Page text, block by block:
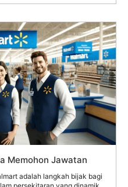
Memohon Jawatan
adalah langkah bijak bagi
persekitaran yang dinamik